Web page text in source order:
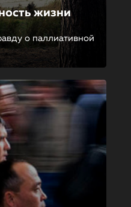
жизни
о паллиативной